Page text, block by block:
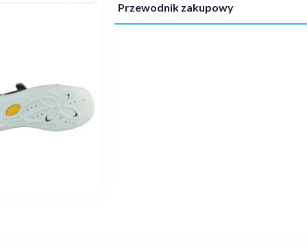
Przewodnik zakupowy